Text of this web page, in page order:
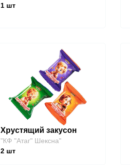
1шт
Хрустящий закусон
"КФ "Атаг" Шексна"
2шт